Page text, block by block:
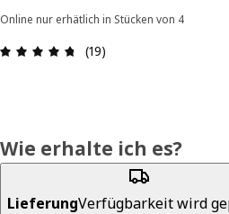
Online nur erhätlich in Stücken von 4
Bewertung: 4.7 von
(19)
Wie erhalte ich es?
LieferungVerfügbarkeit wird